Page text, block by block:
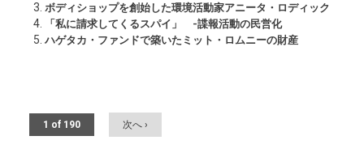
ボディショップを創始した環境活動家アニータ・ロディック
「私に請求してくるスパイ」 -諜報活動の民営化
ハゲタカ・ファンドで築いたミット・ロムニーの財産
1 of 190 次へ ›